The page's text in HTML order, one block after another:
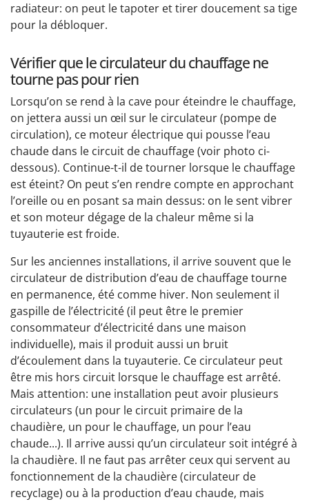
radiateur: on peut le tapoter et tirer doucement sa tige
pour la débloquer.
Vérifier que le circulateur du chauffage ne
tourne pas pour rien
Lorsqu’on se rend à la cave pour éteindre le chauffage,
on jettera aussi un œil sur le circulateur (pompe de
circulation), ce moteur électrique qui pousse l’eau
chaude dans le circuit de chauffage (voir photo ci-
dessous). Continue-t-il de tourner lorsque le chauffage
est éteint? On peut s’en rendre compte en approchant
l’oreille ou en posant sa main dessus: on le sent vibrer
et son moteur dégage de la chaleur même si la
tuyauterie est froide.
Sur les anciennes installations, il arrive souvent que le
circulateur de distribution d’eau de chauffage tourne
en permanence, été comme hiver. Non seulement il
gaspille de l’électricité (il peut être le premier
consommateur d’électricité dans une maison
individuelle), mais il produit aussi un bruit
d’écoulement dans la tuyauterie. Ce circulateur peut
être mis hors circuit lorsque le chauffage est arrêté.
Mais attention: une installation peut avoir plusieurs
circulateurs (un pour le circuit primaire de la
chaudière, un pour le chauffage, un pour l’eau
chaude...). Il arrive aussi qu’un circulateur soit intégré à
la chaudière. Il ne faut pas arrêter ceux qui servent au
fonctionnement de la chaudière (circulateur de
recyclage) ou à la production d’eau chaude, mais